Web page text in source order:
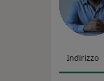
Indirizzo